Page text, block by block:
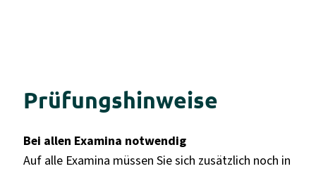
Prüfungshinweise
Bei allen Examina notwendig
Auf alle Examina müssen Sie sich zusätzlich noch in